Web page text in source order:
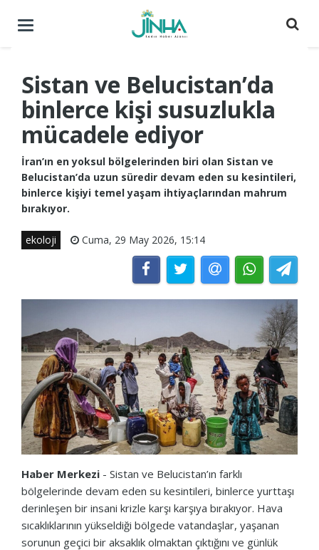
Menüyü
Sistan ve Belucistan’da
binlerce kişi susuzlukla
mücadele ediyor
İran’ın en yoksul bölgelerinden biri olan Sistan ve
Belucistan’da uzun süredir devam eden su kesintileri,
binlerce kişiyi temel yaşam ihtiyaçlarından mahrum
bırakıyor.
ekoloji Cuma, 29 May 2026, 15:14
Haber Merkezi - Sistan ve Belucistan’ın farklı
bölgelerinde devam eden su kesintileri, binlerce yurttaşı
derinleşen bir insani krizle karşı karşıya bırakıyor. Hava
sıcaklıklarının yükseldiği bölgede vatandaşlar, yaşanan
sorunun geçici bir aksaklık olmaktan çıktığını ve günlük